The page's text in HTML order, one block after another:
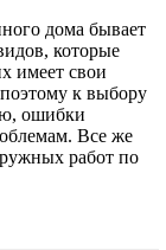
дома бывает
которые
имеет свои
к выбору
ошибки
Все же
работ по